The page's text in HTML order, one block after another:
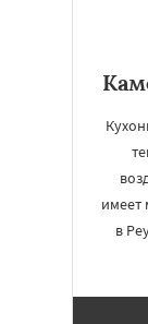
имеет
в